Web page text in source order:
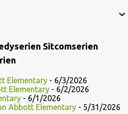
Sitcomserien
Elementary - 6/3/2026
Elementary - 6/2/2026
- 6/1/2026
Abbott Elementary - 5/31/2026